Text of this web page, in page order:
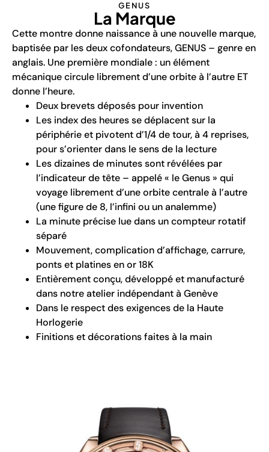
GENUS
La Marque
Cette montre donne naissance à une nouvelle marque,
baptisée par les deux cofondateurs, GENUS – genre en
anglais. Une première mondiale : un élément
mécanique circule librement d’une orbite à l’autre ET
donne l’heure.
Deux brevets déposés pour invention
Les index des heures se déplacent sur la
périphérie et pivotent d’1/4 de tour, à 4 reprises,
pour s’orienter dans le sens de la lecture
Les dizaines de minutes sont révélées par
l’indicateur de tête – appelé « le Genus » qui
voyage librement d’une orbite centrale à l’autre
(une figure de 8, l’infini ou un analemme)
La minute précise lue dans un compteur rotatif
séparé
Mouvement, complication d’affichage, carrure,
ponts et platines en or 18K
Entièrement conçu, développé et manufacturé
dans notre atelier indépendant à Genève
Dans le respect des exigences de la Haute
Horlogerie
Finitions et décorations faites à la main